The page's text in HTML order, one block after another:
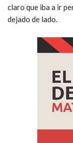
claro que iba a ir
dejado de lado.